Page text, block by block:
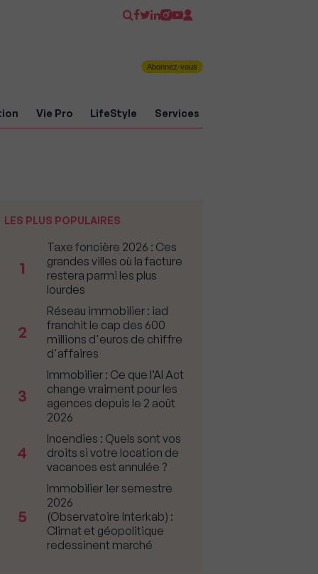
Abonnez-vous
Vie Pro LifeStyle Services
LES PLUS POPULAIRES
1
Taxe foncière 2026 : Ces
grandes villes où la facture
restera parmi les plus
lourdes
2
Réseau immobilier : iad
franchit le cap des 600
millions d'euros de chiffre
d'affaires
3
Immobilier : Ce que l’AI Act
change vraiment pour les
agences depuis le 2 août
2026
4
Incendies : Quels sont vos
droits si votre location de
vacances est annulée ?
5
Immobilier 1er semestre
2026
(Observatoire Interkab) :
Climat et géopolitique
redessinent marché